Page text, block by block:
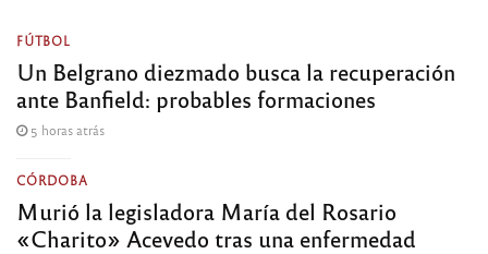
FÚTBOL
Un Belgrano diezmado busca la recuperación
ante Banfield: probables formaciones
5 horas atrás
CÓRDOBA
Murió la legisladora María del Rosario
«Charito» Acevedo tras una enfermedad